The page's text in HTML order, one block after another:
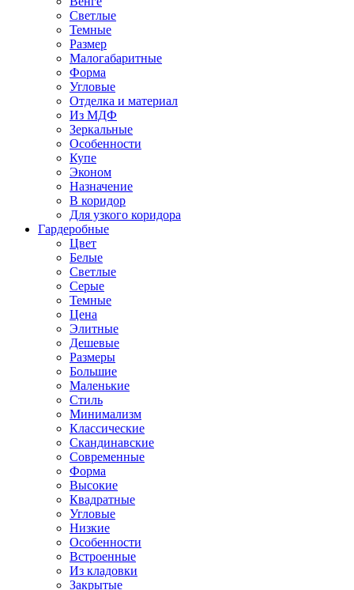
Светлые
Темные
Размер
Малогабаритные
Форма
Угловые
Отделка и материал
Из МДФ
Зеркальные
Особенности
Купе
Эконом
Назначение
В коридор
Для узкого коридора
Гардеробные
Цвет
Белые
Светлые
Серые
Темные
Цена
Элитные
Дешевые
Размеры
Большие
Маленькие
Стиль
Минимализм
Классические
Скандинавские
Современные
Форма
Высокие
Квадратные
Угловые
Низкие
Особенности
Встроенные
Из кладовки
Закрытые